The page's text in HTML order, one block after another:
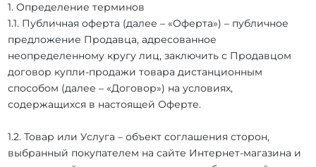
1. Определение терминов
1.1. Публичная оферта (далее – «Оферта») – публичное
предложение Продавца, адресованное
неопределенному кругу лиц, заключить с Продавцом
договор купли-продажи товара дистанционным
способом (далее – «Договор») на условиях,
содержащихся в настоящей Оферте.
1.2. Товар или Услуга – объект соглашения сторон,
выбранный покупателем на сайте Интернет-магазина и